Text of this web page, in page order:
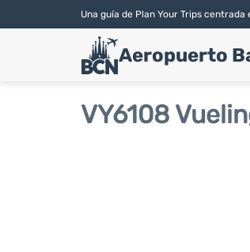
Una guía de Plan Your Trips centrada
Aeropuerto
VY6108